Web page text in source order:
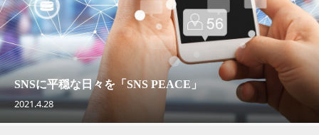
SNSに平穏な日々を「SNS PEACE」
2021.4.28